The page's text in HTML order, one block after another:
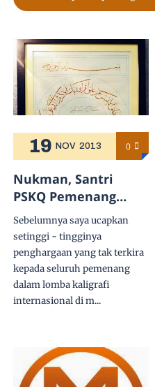
19 NOV 2013 0
Nukman, Santri
PSKQ Pemenang
Saguhati Kaligrafi
Tingkat
Internasional TIIAF
MALAYSIA 2013
Sebelumnya saya ucapkan
setinggi - tingginya
penghargaan yang tak terkira
kepada seluruh pemenang
dalam lomba kaligrafi
internasional di m...